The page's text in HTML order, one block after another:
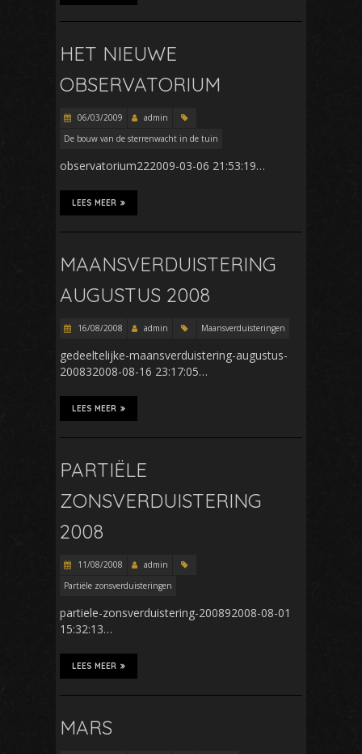
HET NIEUWE
OBSERVATORIUM
06/03/2009
admin
De bouw van de sterrenwacht in de tuin
observatorium222009-03-06 21:53:19…
LEES MEER
MAANSVERDUISTERING
AUGUSTUS 2008
16/08/2008 admin Maansverduisteringen
gedeeltelijke-maansverduistering-augustus-
200832008-08-16 23:17:05…
LEES MEER
PARTIËLE
ZONSVERDUISTERING
2008
11/08/2008
admin
Partiële zonsverduisteringen
partiele-zonsverduistering-200892008-08-01
15:32:13…
LEES MEER
MARS